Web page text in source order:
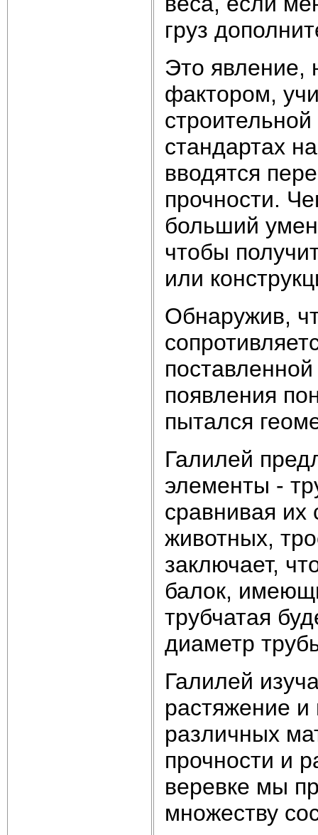
груз
Это явление,
фактором,
стандартах
вводятся
прочности.
больший
чтобы
или
Обнаружив,
появления
пытался
Галилей
элементы -
сравнивая их
животных,
заключает,
балок,
трубчатая
диаметр
Галилей
растяжение и
различных
прочности и
веревке мы
множеству